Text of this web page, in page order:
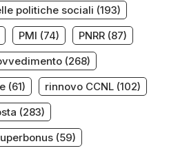
politiche sociali (193)
PMI (74) PNRR (87)
(268)
(61) rinnovo CCNL (102)
(283)
(59)